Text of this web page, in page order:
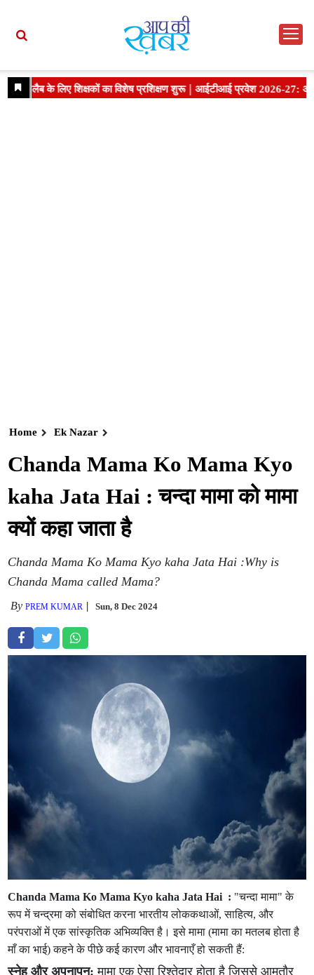
Home Ek Nazar
Chanda Mama Ko Mama Kyo
kaha Jata Hai : चन्दा मामा को मामा
क्यों कहा जाता है
Chanda Mama Ko Mama Kyo kaha Jata Hai :Why is
Chanda Mama called Mama?
ByPREM KUMAR Sun, 8 Dec 2024
Chanda Mama Ko Mama Kyo kaha Jata Hai : "चन्दा मामा" के
रूप में चन्द्रमा को संबोधित करना भारतीय लोककथाओं, साहित्य, और
परंपराओं में एक सांस्कृतिक अभिव्यक्ति है। इसे मामा (मामा का मतलब होता है
माँ का भाई) कहने के पीछे कई कारण और भावनाएँ हो सकती हैं:
स्नेह और अपनापन: मामा एक ऐसा रिश्तेदार होता है जिससे आमतौर